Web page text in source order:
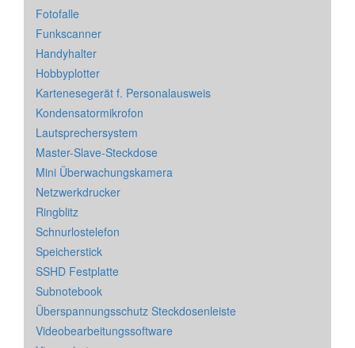
Fotofalle
Funkscanner
Handyhalter
Hobbyplotter
Kartenesegerät f. Personalausweis
Kondensatormikrofon
Lautsprechersystem
Master-Slave-Steckdose
Mini Überwachungskamera
Netzwerkdrucker
Ringblitz
Schnurlostelefon
Speicherstick
SSHD Festplatte
Subnotebook
Überspannungsschutz Steckdosenleiste
Videobearbeitungssoftware